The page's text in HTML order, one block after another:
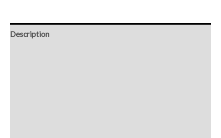
Description